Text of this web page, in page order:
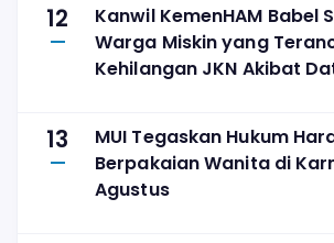
12
Kanwil KemenHAM Babel
Warga Miskin yang
Kehilangan JKN Akibat
13
MUI Tegaskan Hukum
Berpakaian Wanita di
Agustus